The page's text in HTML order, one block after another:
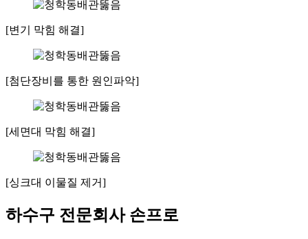
[변기 막힘 해결]
[첨단장비를 통한 원인파악]
[세면대 막힘 해결]
[싱크대 이물질 제거]
하수구 전문회사 손프로